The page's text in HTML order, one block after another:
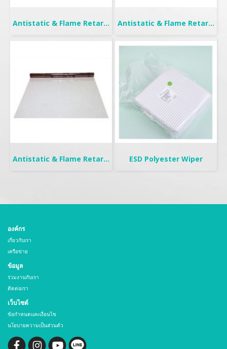
Antistatic & Flame Retardant Curtain | Seiden-F Antistatic & Flame Retardant Curtain | Seiden-FW
Antistatic & Flame Retardant Curtain | Seiden Crystal ESD Polyester Wiper
องค์กร
เกี่ยวกับเรา
เครือข่าย
ข้อมูล
ร่วมงานกับเรา
ติดต่อเรา
เว็บไซต์
ข้อกำหนดและเงื่อนไข
นโยบายความเป็นส่วนตัว